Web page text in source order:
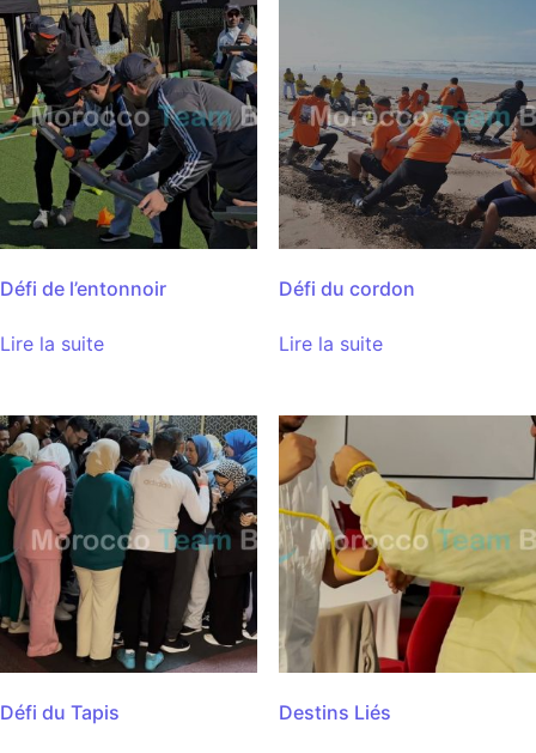
Défi de l’entonnoir
Lire la suite
Défi du cordon
Lire la suite
Défi du Tapis Destins Liés